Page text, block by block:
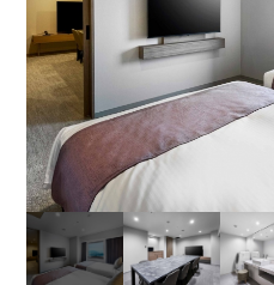
※ベビーベッド設置可
※当ホテル最上階（20階）
約55.4平米のマッサージチ
部屋です。
洗面台 2台、電子レンジ 、
テレビ50インチ 2台（ワー
オーバーヘッドーシャワー付
「ReFa FINE BUBBLE
ない水と微細な泡へのこだ